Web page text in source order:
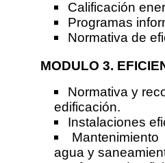
Calificación
Programas
Normativa de
MODULO 3.
Normativa y
edificación.
Instalaciones
agua y